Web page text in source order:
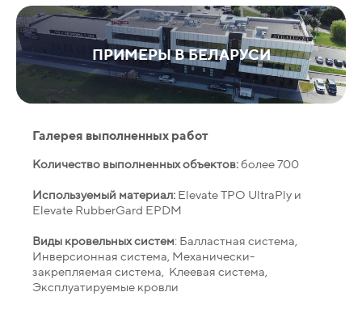
ПРИМЕРЫ В БЕЛАРУСИ
Галерея выполненных работ
Количество выполненных объектов:более 700
Используемый материал: Elevate TPO UltraPly и
Elevate RubberGard EPDM
Виды кровельных систем: Балластная система,
Инверсионная система, Механически-
закрепляемая система, Клеевая система,
Эксплуатируемые кровли